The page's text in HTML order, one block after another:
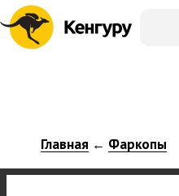
Главная ← Фаркопы